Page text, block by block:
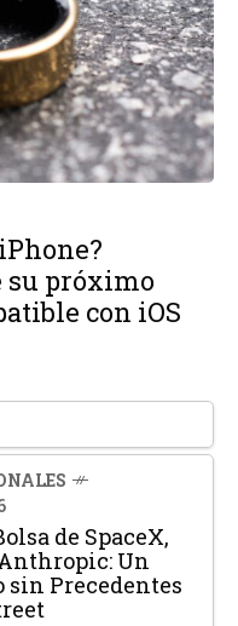
su próximo
con iOS
de SpaceX,
Un
sin Precedentes